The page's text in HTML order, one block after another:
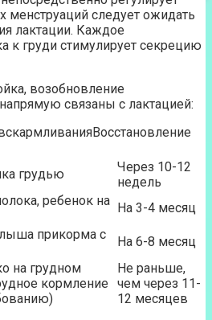
следует ожидать
лактации. Каждое
к груди стимулирует секрецию
возобновление
связаны с лактацией:
грудью
Через 10-12
недель
ребенок на На 3-4 месяц
прикорма с
На 6-8 месяц
на грудном
кормление
Не раньше,
чем через 11-
12 месяцев